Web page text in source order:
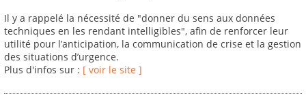
Il y a rappelé la nécessité de "donner du sens aux données
techniques en les rendant intelligibles", afin de renforcer leur
utilité pour l’anticipation, la communication de crise et la gestion
des situations d’urgence.
Plus d'infos sur : [ voir le site ]